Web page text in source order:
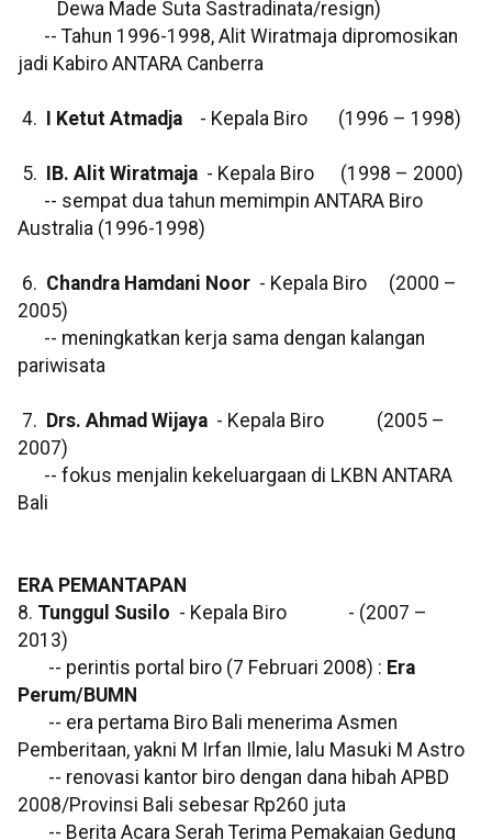
Dewa Made Suta Sastradinata/resign)
-- Tahun 1996-1998, Alit Wiratmaja dipromosikan
jadi Kabiro ANTARA Canberra
4. I Ketut Atmadja - Kepala Biro (1996 – 1998)
5. IB. Alit Wiratmaja - Kepala Biro (1998 – 2000)
-- sempat dua tahun memimpin ANTARA Biro
Australia (1996-1998)
6. Chandra Hamdani Noor - Kepala Biro (2000 –
2005)
-- meningkatkan kerja sama dengan kalangan
pariwisata
7. Drs. Ahmad Wijaya - Kepala Biro (2005 –
2007)
-- fokus menjalin kekeluargaan di LKBN ANTARA
Bali
ERA PEMANTAPAN
8. Tunggul Susilo - Kepala Biro - (2007 –
2013)
-- perintis portal biro (7 Februari 2008) : Era
Perum/BUMN
-- era pertama Biro Bali menerima Asmen
Pemberitaan, yakni M Irfan Ilmie, lalu Masuki M Astro
-- renovasi kantor biro dengan dana hibah APBD
2008/Provinsi Bali sebesar Rp260 juta
-- Berita Acara Serah Terima Pemakaian Gedung